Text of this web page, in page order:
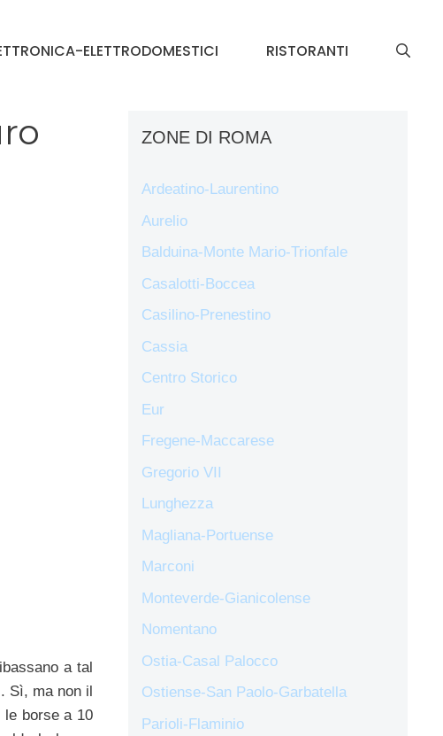
ELETTRODOMESTICI RISTORANTI
a tal
Sì, ma non il
borse a 10
ZONE DI ROMA
Ardeatino-Laurentino
Aurelio
Balduina-Monte Mario-Trionfale
Casalotti-Boccea
Casilino-Prenestino
Cassia
Centro Storico
Eur
Fregene-Maccarese
Gregorio VII
Lunghezza
Magliana-Portuense
Marconi
Monteverde-Gianicolense
Nomentano
Ostia-Casal Palocco
Ostiense-San Paolo-Garbatella
Parioli-Flaminio